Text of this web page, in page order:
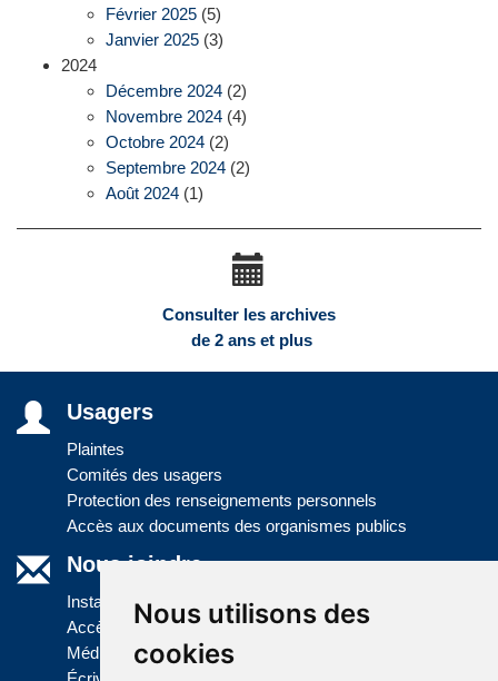
Nous utilisons des
cookies
Février 2025 (5)
Janvier 2025 (3)
2024
Décembre 2024 (2)
Novembre 2024 (4)
Octobre 2024 (2)
Septembre 2024 (2)
Août 2024 (1)
Consulter les archives
de 2 ans et plus
Usagers
Plaintes
Comités des usagers
Protection des renseignements personnels
Accès aux documents des organismes publics
Nous joindre
Installations
Accès à l'information
Médias